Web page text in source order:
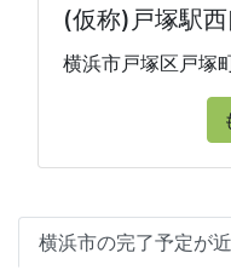
(仮称)戸塚駅
横浜市戸塚区戸塚
横浜市の完了予定が